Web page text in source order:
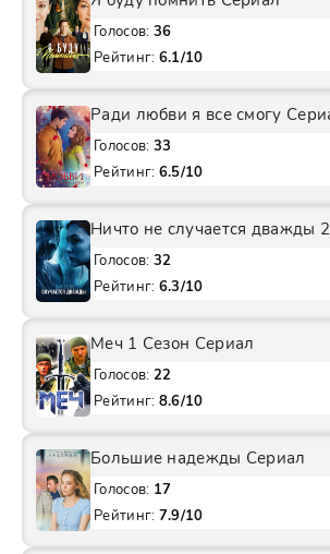
Голосов: 36
Рейтинг: 6.1/10
Ради любви я все смогу
Голосов: 33
Рейтинг: 6.5/10
Ничто не случается дважды
Голосов: 32
Рейтинг: 6.3/10
Меч 1 Сезон Сериал
Голосов: 22
Рейтинг: 8.6/10
Большие надежды Сериал
Голосов: 17
Рейтинг: 7.9/10